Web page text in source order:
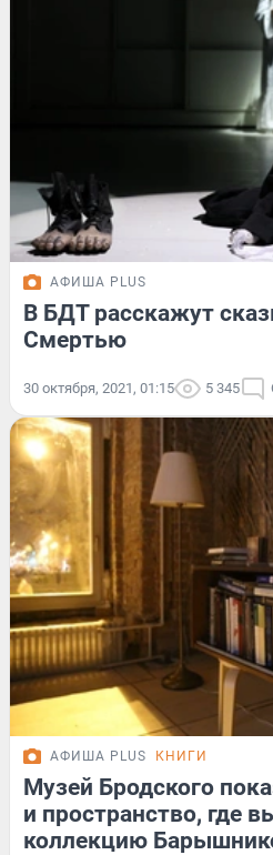
АФИША PLUS
В БДТ расскажут
Смертью
30 октября, 2021, 01:15 5 345
АФИША PLUS КНИГИ
Музей Бродского
и пространство, где
коллекцию